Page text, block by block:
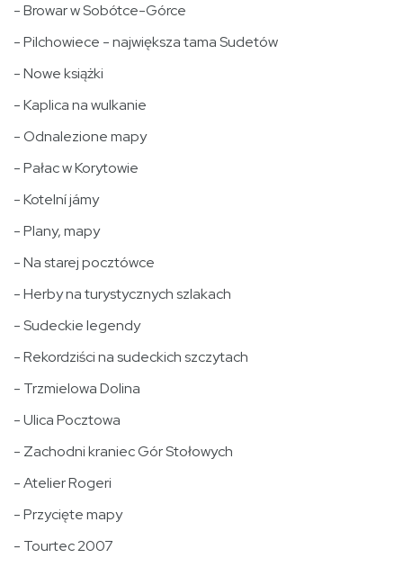
- Browar w Sobótce-Górce
- Pilchowiece - największa tama Sudetów
- Nowe książki
- Kaplica na wulkanie
- Odnalezione mapy
- Pałac w Korytowie
- Kotelní jámy
- Plany, mapy
- Na starej pocztówce
- Herby na turystycznych szlakach
- Sudeckie legendy
- Rekordziści na sudeckich szczytach
- Trzmielowa Dolina
- Ulica Pocztowa
- Zachodni kraniec Gór Stołowych
- Atelier Rogeri
- Przycięte mapy
- Tourtec 2007